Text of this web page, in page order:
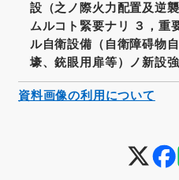
設（之ノ際火力配置及逆
ムルコト緊要ナリ ３，重
ル自衛設備（自衛障碍物
壕、銃眼用扉等）ノ新設
資料画像の利用について